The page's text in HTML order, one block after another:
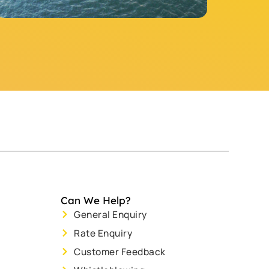
Can We Help?
General Enquiry
Rate Enquiry
Customer Feedback